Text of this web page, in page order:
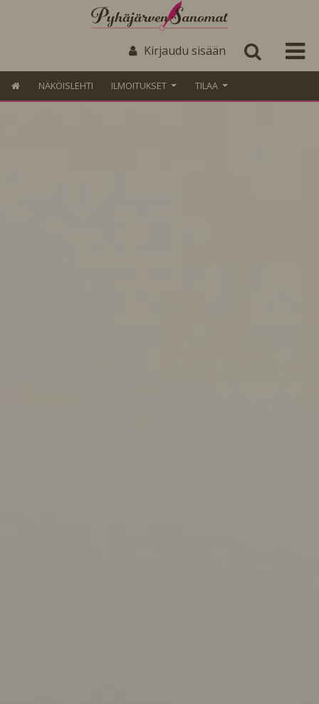
Kirjaudu sisään
NÄKÖISLEHTI ILMOITUKSET TILAA